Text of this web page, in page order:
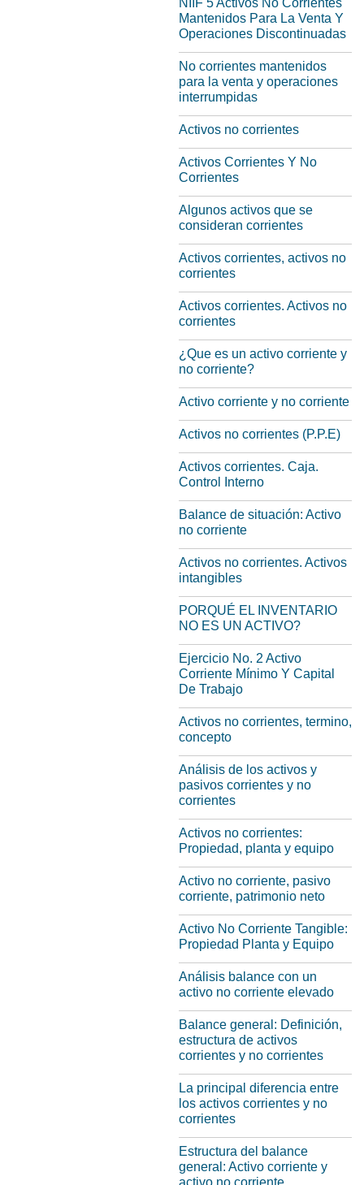
NIIF 5 Activos No Corrientes
Mantenidos Para La Venta Y
Operaciones Discontinuadas
No corrientes mantenidos
para la venta y operaciones
interrumpidas
Activos no corrientes
Activos Corrientes Y No
Corrientes
Algunos activos que se
consideran corrientes
Activos corrientes, activos no
corrientes
Activos corrientes. Activos no
corrientes
¿Que es un activo corriente y
no corriente?
Activo corriente y no corriente
Activos no corrientes (P.P.E)
Activos corrientes. Caja.
Control Interno
Balance de situación: Activo
no corriente
Activos no corrientes. Activos
intangibles
PORQUÉ EL INVENTARIO
NO ES UN ACTIVO?
Ejercicio No. 2 Activo
Corriente Mínimo Y Capital
De Trabajo
Activos no corrientes, termino,
concepto
Análisis de los activos y
pasivos corrientes y no
corrientes
Activos no corrientes:
Propiedad, planta y equipo
Activo no corriente, pasivo
corriente, patrimonio neto
Activo No Corriente Tangible:
Propiedad Planta y Equipo
Análisis balance con un
activo no corriente elevado
Balance general: Definición,
estructura de activos
corrientes y no corrientes
La principal diferencia entre
los activos corrientes y no
corrientes
Estructura del balance
general: Activo corriente y
activo no corriente